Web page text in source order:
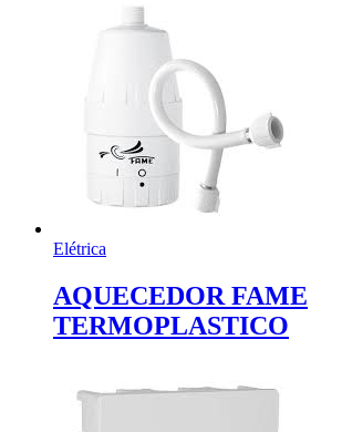
Elétrica
AQUECEDOR FAME
TERMOPLASTICO